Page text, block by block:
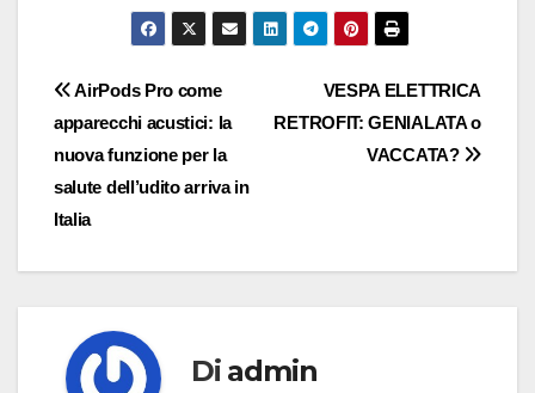
Navigazione
articoli
VESPA ELETTRICA
RETROFIT: GENIALATA o
VACCATA?
AirPods Pro come
apparecchi acustici: la
nuova funzione per la
salute dell’udito arriva in
Italia
Di admin